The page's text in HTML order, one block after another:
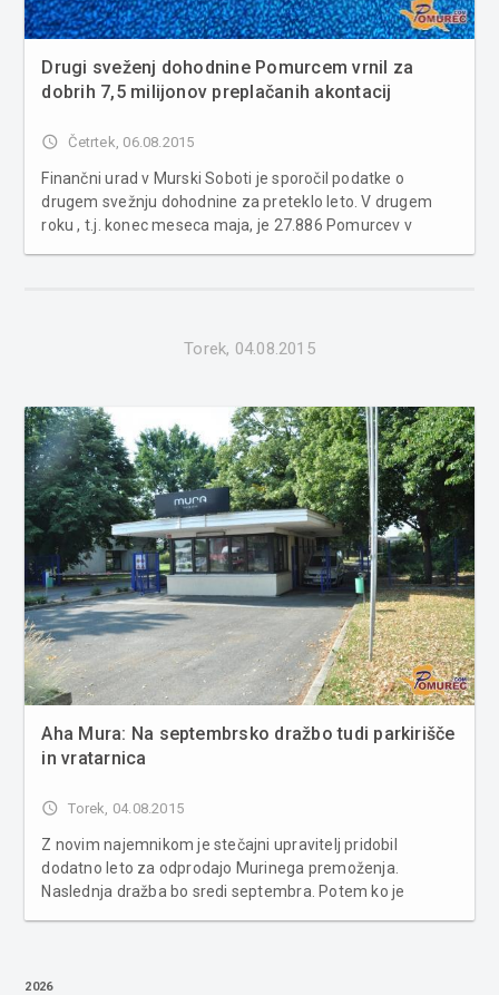
Drugi sveženj dohodnine Pomurcem vrnil za
dobrih 7,5 milijonov preplačanih akontacij
access_time Četrtek, 06.08.2015
Finančni urad v Murski Soboti je sporočil podatke o
drugem svežnju dohodnine za preteklo leto. V drugem
roku , t.j. konec meseca maja, je 27.886 Pomurcev v
Torek, 04.08.2015
Aha Mura: Na septembrsko dražbo tudi parkirišče
in vratarnica
access_time Torek, 04.08.2015
Z novim najemnikom je stečajni upravitelj pridobil
dodatno leto za odprodajo Murinega premoženja.
Naslednja dražba bo sredi septembra. Potem ko je
2026